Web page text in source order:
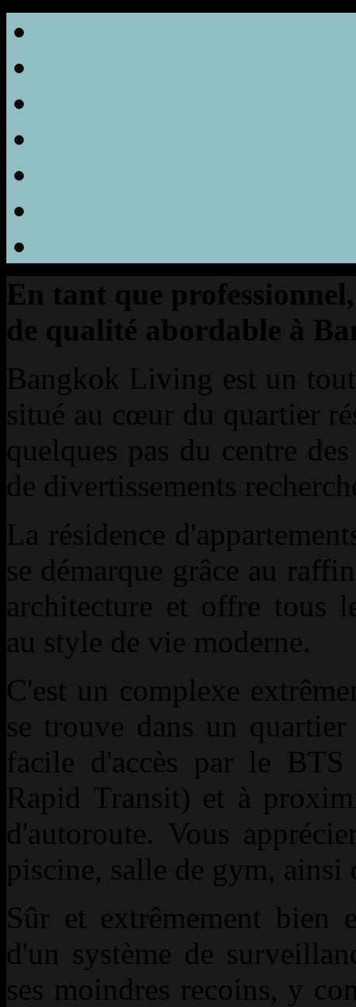
En tant que
de qualité abordable à
Bangkok Living est un
situé au cœur du quartier
quelques pas du centre
de divertissements
La résidence
se démarque grâce au
architecture et offre tous
au style de vie moderne.
C'est un complexe
se trouve dans un
facile d'accès par le
Rapid Transit) et à
d'autoroute. Vous
piscine, salle de gym,
Sûr et extrêmement bien
d'un système de
ses moindres recoins, y